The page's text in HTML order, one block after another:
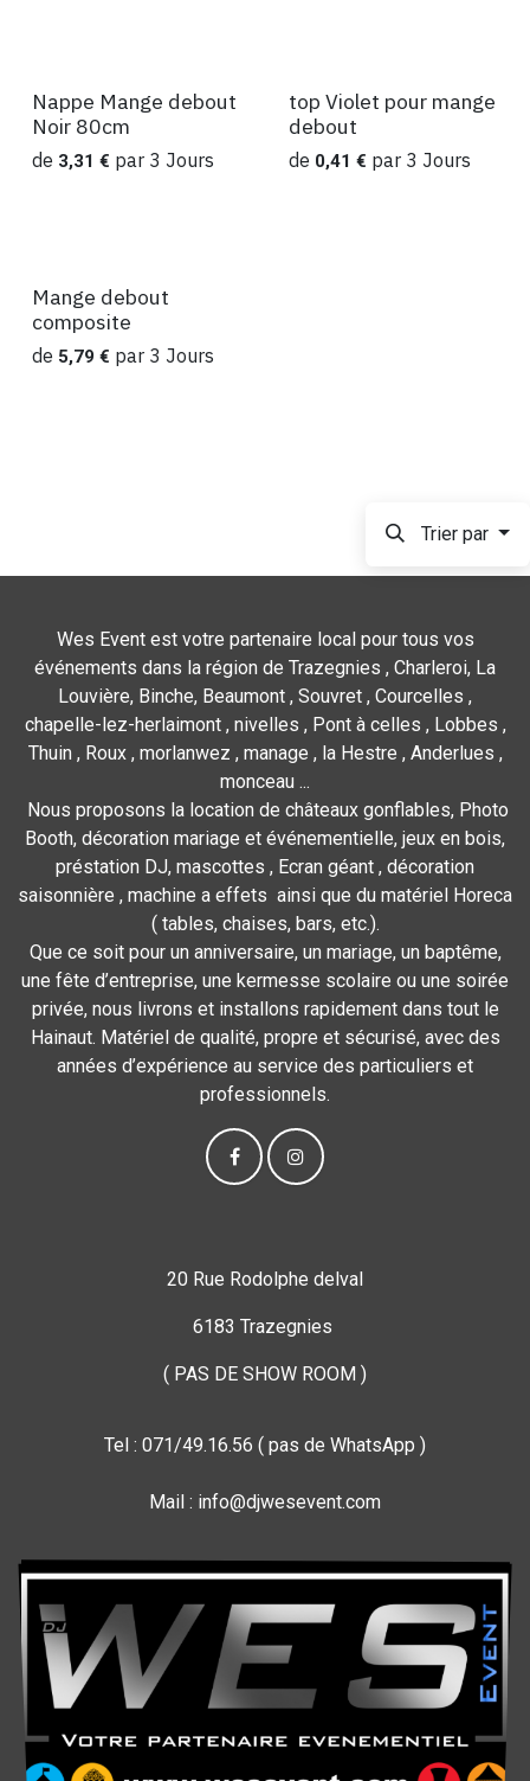
Location
Nappe Mange debout
Noir 80cm
de 3,31 € par 3 Jours
Location
top Violet pour mange
debout
de 0,41 € par 3 Jours
Location
Mange debout
composite
de 5,79 € par 3 Jours
Trier par
Wes Event est votre partenaire local pour tous vos
événements dans la région de Trazegnies , Charleroi, La
Louvière, Binche, Beaumont , Souvret , Courcelles ,
chapelle-lez-herlaimont , nivelles , Pont à celles , Lobbes ,
Thuin , Roux , morlanwez , manage , la Hestre , Anderlues ,
monceau ...
Nous proposons la location de châteaux gonflables, Photo
Booth, décoration mariage et événementielle, jeux en bois,
préstation DJ, mascottes , Ecran géant , décoration
saisonnière , machine a effets ainsi que du matériel Horeca
( tables, chaises, bars, etc.).
Que ce soit pour un anniversaire, un mariage, un baptême,
une fête d’entreprise, une kermesse scolaire ou une soirée
privée, nous livrons et installons rapidement dans tout le
Hainaut. Matériel de qualité, propre et sécurisé, avec des
années d’expérience au service des particuliers et
professionnels.
20 Rue Rodolphe delval
6183 Trazegnies
( PAS DE SHOW ROOM )
Tel : 071/49.16.56 ( pas de WhatsApp )
Mail : info@djwesevent.com